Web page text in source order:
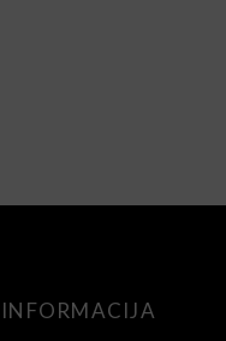
INFORMACIJA